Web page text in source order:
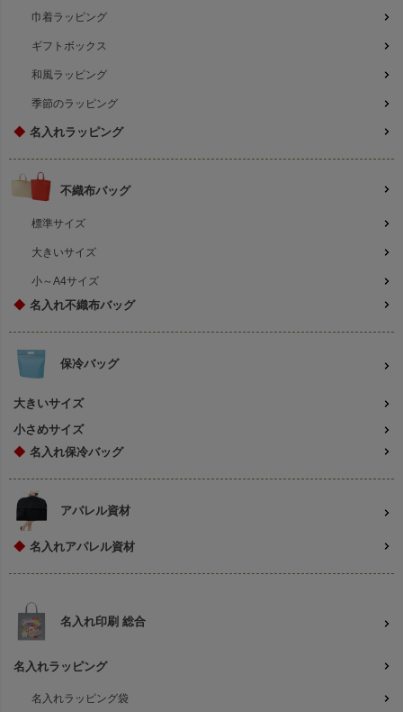
巾着ラッピング
ギフトボックス
和風ラッピング
季節のラッピング
◆ 名入れラッピング
不織布バッグ
標準サイズ
大きいサイズ
小～A4サイズ
◆ 名入れ不織布バッグ
保冷バッグ
大きいサイズ
小さめサイズ
◆ 名入れ保冷バッグ
アパレル資材
◆ 名入れアパレル資材
名入れ印刷 総合
名入れラッピング
名入れラッピング袋